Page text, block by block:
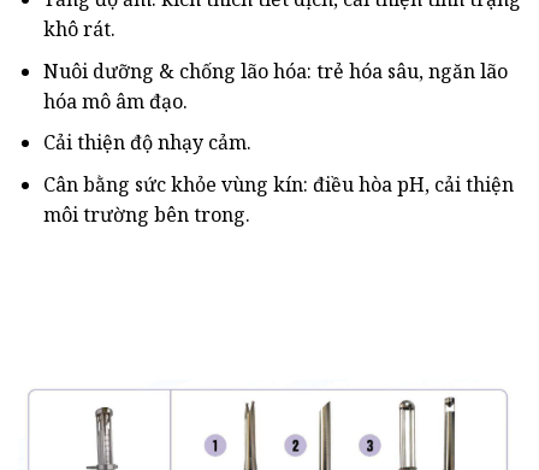
khô rát.
Nuôi dưỡng & chống lão hóa: trẻ hóa sâu, ngăn lão
hóa mô âm đạo.
Cải thiện độ nhạy cảm.
Cân bằng sức khỏe vùng kín: điều hòa pH, cải thiện
môi trường bên trong.